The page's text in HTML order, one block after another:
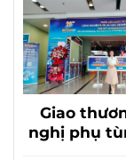
Giao
nghị phụ